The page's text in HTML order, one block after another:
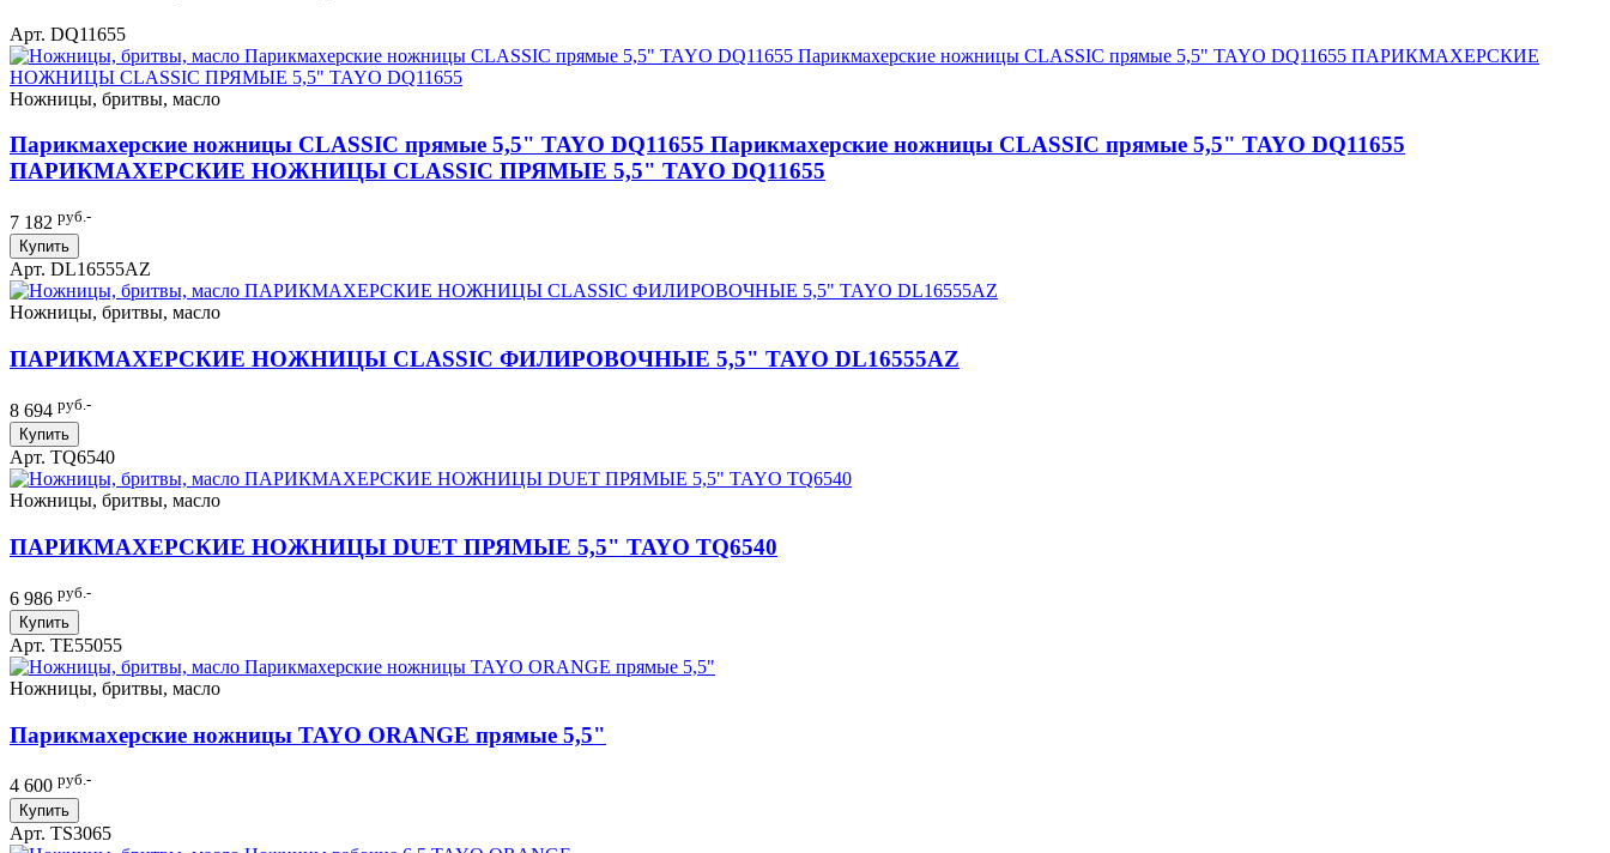
Арт. DQ11655
Ножницы, бритвы, масло
Парикмахерские ножницы CLASSIC прямые 5,5" TAYO DQ11655 Парикмахерские ножницы CLASSIC прямые 5,5" TAYO DQ11655
ПАРИКМАХЕРСКИЕ НОЖНИЦЫ CLASSIC ПРЯМЫЕ 5,5" TAYO DQ11655
7 182 руб.-
Купить
Арт. DL16555AZ
Ножницы, бритвы, масло
ПАРИКМАХЕРСКИЕ НОЖНИЦЫ CLASSIC ФИЛИРОВОЧНЫЕ 5,5" TAYO DL16555AZ
8 694 руб.-
Купить
Арт. TQ6540
Ножницы, бритвы, масло
ПАРИКМАХЕРСКИЕ НОЖНИЦЫ DUET ПРЯМЫЕ 5,5" TAYO TQ6540
6 986 руб.-
Купить
Арт. TE55055
Ножницы, бритвы, масло
Парикмахерские ножницы TAYO ORANGE прямые 5,5"
4 600 руб.-
Купить
Арт. TS3065